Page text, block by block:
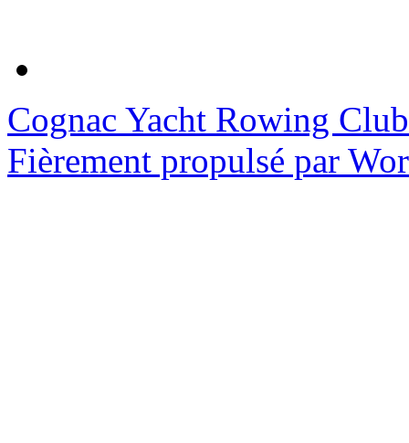
Cognac Yacht Rowing Club
Fièrement propulsé par